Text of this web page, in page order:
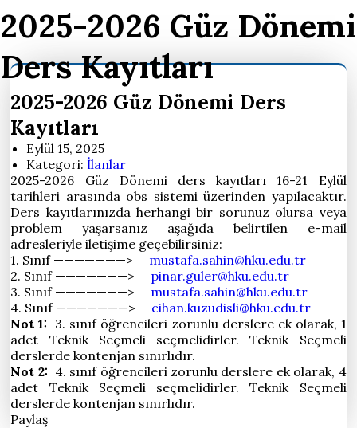
2025-2026 Güz Dönemi
Ders Kayıtları
2025-2026 Güz Dönemi Ders
Kayıtları
Eylül 15, 2025
Kategori: İlanlar
2025-2026 Güz Dönemi ders kayıtları 16-21 Eylül
tarihleri arasında obs sistemi üzerinden yapılacaktır.
Ders kayıtlarınızda herhangi bir sorunuz olursa veya
problem yaşarsanız aşağıda belirtilen e-mail
adresleriyle iletişime geçebilirsiniz:
1. Sınıf ———————> mustafa.sahin@hku.edu.tr
2. Sınıf ———————> pinar.guler@hku.edu.tr
3. Sınıf ———————> mustafa.sahin@hku.edu.tr
4. Sınıf ———————> cihan.kuzudisli@hku.edu.tr
Not 1: 3. sınıf öğrencileri zorunlu derslere ek olarak, 1
adet Teknik Seçmeli seçmelidirler. Teknik Seçmeli
derslerde kontenjan sınırlıdır.
Not 2: 4. sınıf öğrencileri zorunlu derslere ek olarak, 4
adet Teknik Seçmeli seçmelidirler. Teknik Seçmeli
derslerde kontenjan sınırlıdır.
Paylaş